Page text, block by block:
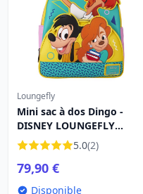
Loungefly
Mini sac à dos Dingo -
DISNEY LOUNGEFLY
Dingo le film 30e
anniversaire
5.0(2)
79,90 €
Disponible